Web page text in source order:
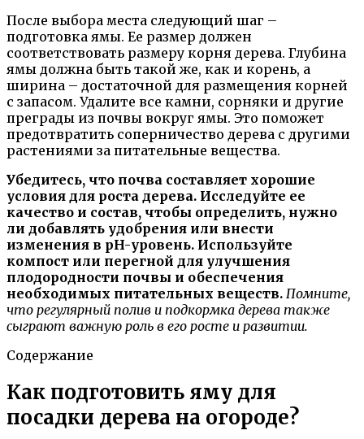
После выбора места следующий шаг –
подготовка ямы. Ее размер должен
соответствовать размеру корня дерева. Глубина
ямы должна быть такой же, как и корень, а
ширина – достаточной для размещения корней
с запасом. Удалите все камни, сорняки и другие
преграды из почвы вокруг ямы. Это поможет
предотвратить соперничество дерева с другими
растениями за питательные вещества.
Убедитесь, что почва составляет хорошие
условия для роста дерева. Исследуйте ее
качество и состав, чтобы определить, нужно
ли добавлять удобрения или внести
изменения в pH-уровень. Используйте
компост или перегной для улучшения
плодородности почвы и обеспечения
необходимых питательных веществ. Помните,
что регулярный полив и подкормка дерева также
сыграют важную роль в его росте и развитии.
Содержание
Как подготовить яму для
посадки дерева на огороде?